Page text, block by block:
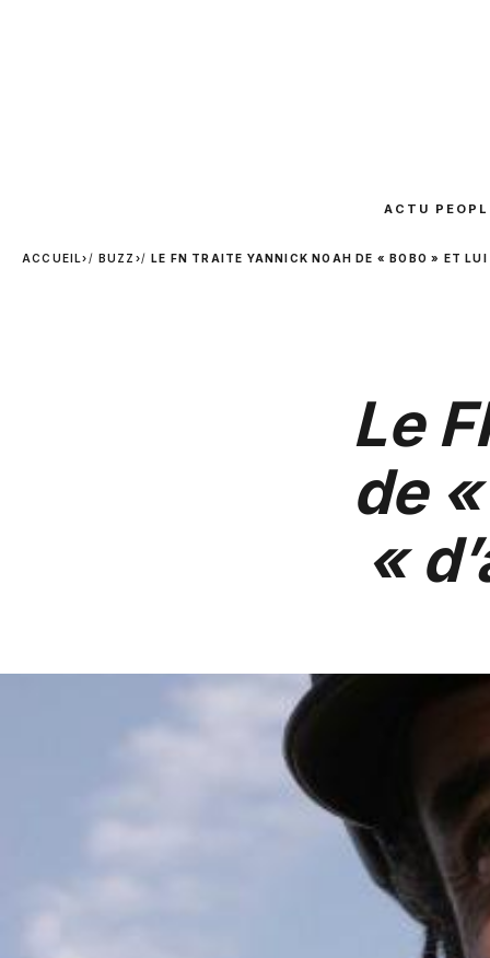
ACTU
ACCUEIL› BUZZ › LE FN TRAITE YANNICK NOAH DE « BOBO » ET
Le
de
«